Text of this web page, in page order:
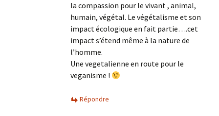
la compassion pour le vivant , animal,
humain, végétal. Le végétalisme et son
impact écologique en fait partie….cet
impact s’étend même à la nature de
l’homme.
Une vegetalienne en route pour le
veganisme !
Répondre